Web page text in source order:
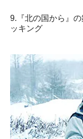
9.『北の国から』
ッキング